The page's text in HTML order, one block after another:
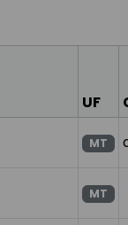
UF
MT
MT